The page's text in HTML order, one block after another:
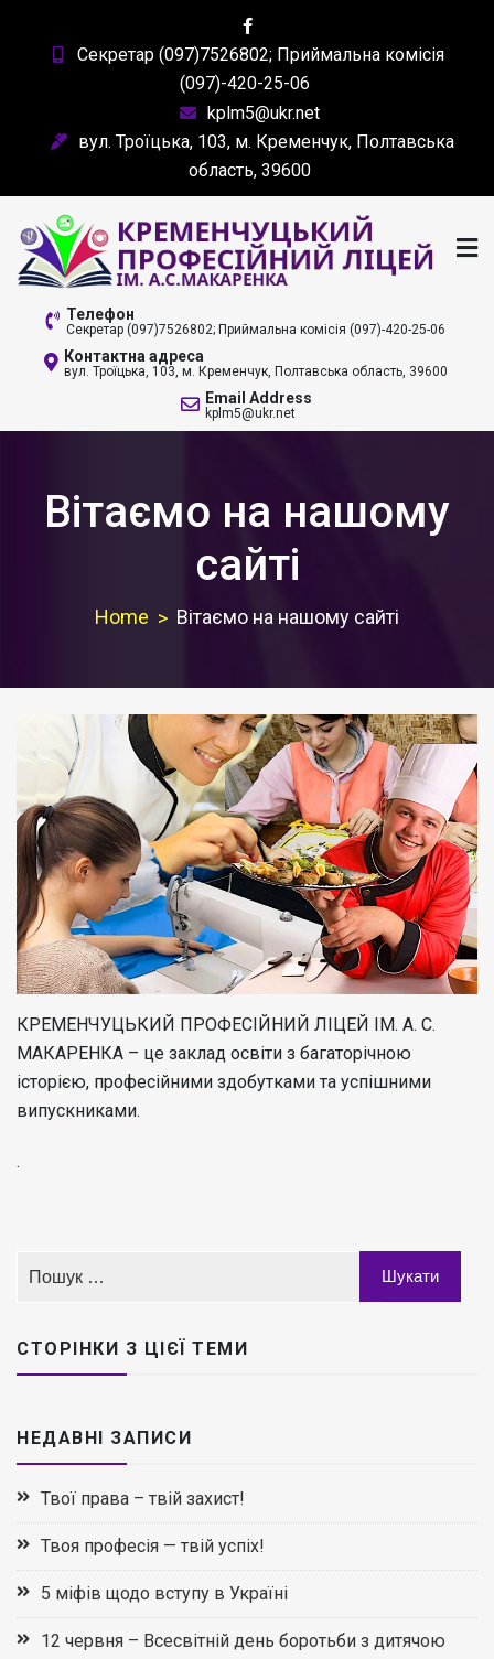
content
Секретар (097)7526802; Приймальна комісія
(097)-420-25-06
kplm5@ukr.net
вул. Троїцька, 103, м. Кременчук, Полтавська
область, 39600
КРЕМЕНЧУЦЬКИЙ
ПРОФЕСІЙНИЙ ЛІЦЕЙ
ІМ. А. С. МАКАРЕНКА
Телефон
Секретар (097)7526802; Приймальна комісія (097)-420-25-06
Контактна адреса
вул. Троїцька, 103, м. Кременчук, Полтавська область, 39600
Email Address
kplm5@ukr.net
Вітаємо на нашому
сайті
Home Вітаємо на нашому сайті
КРЕМЕНЧУЦЬКИЙ ПРОФЕСІЙНИЙ ЛІЦЕЙ ІМ. А. С.
МАКАРЕНКА – це заклад освіти з багаторічною
історією, професійними здобутками та успішними
випускниками.
.
СТОРІНКИ З ЦІЄЇ ТЕМИ
НЕДАВНІ ЗАПИСИ
Твої права – твій захист!
Твоя професія — твій успіх!
5 міфів щодо вступу в Україні
12 червня – Всесвітній день боротьби з дитячою